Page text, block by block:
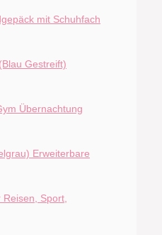
Erweiterbare